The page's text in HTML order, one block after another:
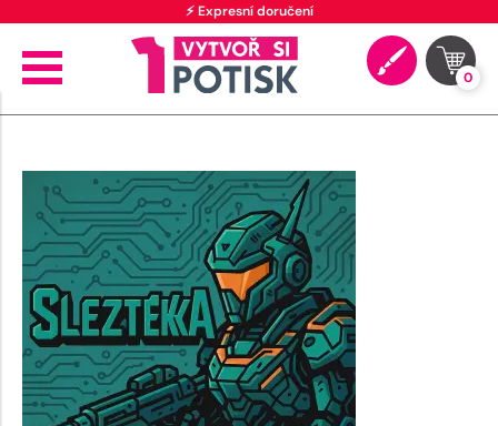
⚡ Expresní doručení
0